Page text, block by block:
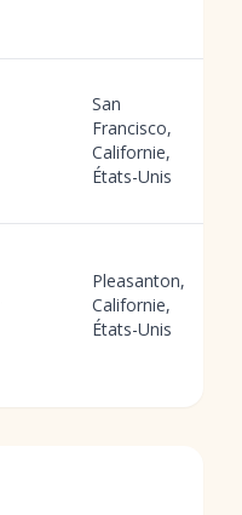
San
Francisco,
Californie,
États-Unis
Pleasanton,
Californie,
États-Unis